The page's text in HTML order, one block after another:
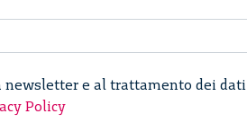
newsletter e al trattamento dei dati
Policy